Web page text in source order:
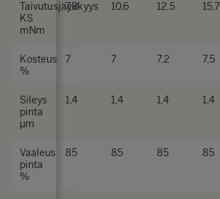
Taivutusjäykkyys
KS
mNm
7,3 10,6 12,5 15,7
Kosteus
%
7 7 7,2 7,5
Sileys
pinta
µm
1,4 1,4 1,4 1,4
Vaaleus
pinta
%
85 85 85 85